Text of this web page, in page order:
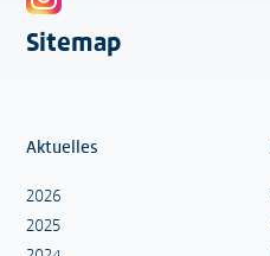
Sitemap
Aktuelles
2026
2025